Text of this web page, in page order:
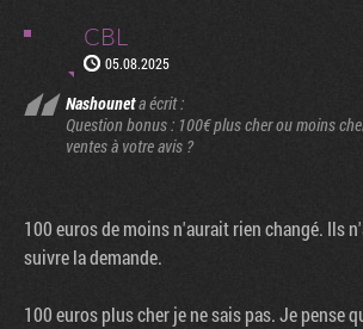
CBL
05.08.2025
Nashouneta écrit :
Question bonus : 100€ plus cher ou moins
ventes à votre avis ?
100 euros de moins n'aurait rien changé. Ils
suivre la demande.
100 euros plus cher je ne sais pas. Je pense